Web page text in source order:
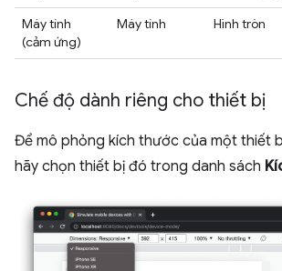
Máy tính
(cảm ứng)
Máy tính Hình tròn
Chế độ dành riêng cho thiết bị
Để mô phỏng kích thước của một thiết
hãy chọn thiết bị đó trong danh sách